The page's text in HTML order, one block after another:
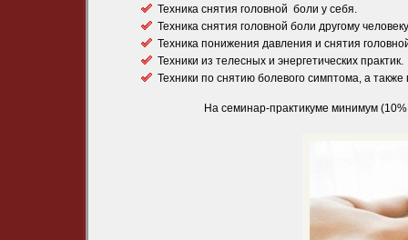
Техника снятия головной боли у себя.
Техника снятия головной боли другому
Техника понижения давления и снятия
Техники из телесных и энергетических практик.
Техники по снятию болевого симптома, а
На семинар-практикуме минимум